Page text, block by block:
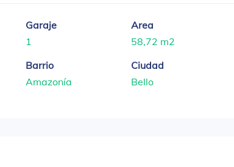
Garaje
1
Area
58,72 m2
Barrio
Amazonía
Ciudad
Bello